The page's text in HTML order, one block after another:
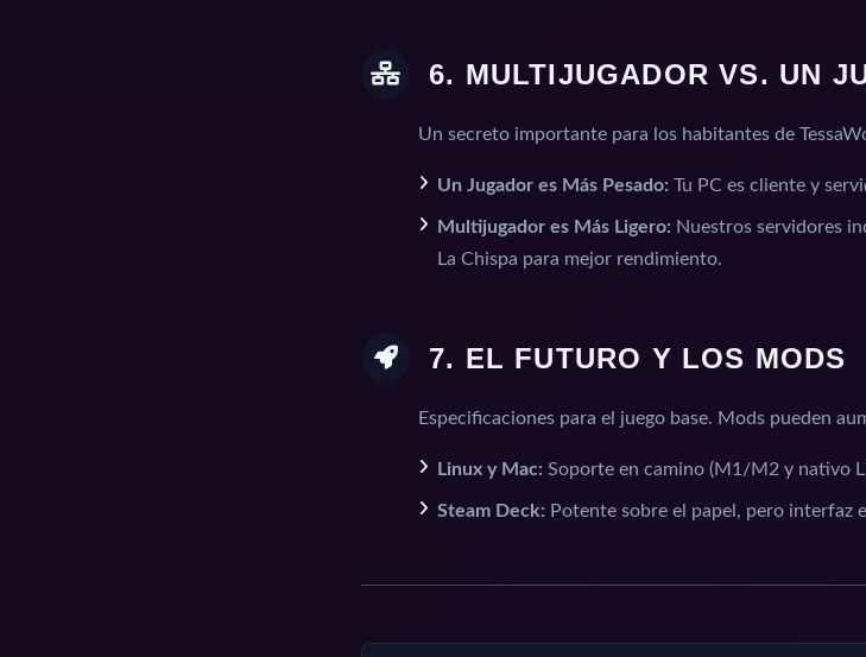
6. MULTIJUGADOR VS. UN
Un secreto importante para los habitantes de
Un Jugador es Más Pesado: Tu PC es cliente y
Multijugador es Más Ligero: Nuestros servidores
La Chispa para mejor rendimiento.
7. EL FUTURO Y LOS MODS
Especificaciones para el juego base. Mods pueden
Linux y Mac: Soporte en camino (M1/M2 y nativo
Steam Deck: Potente sobre el papel, pero interfaz